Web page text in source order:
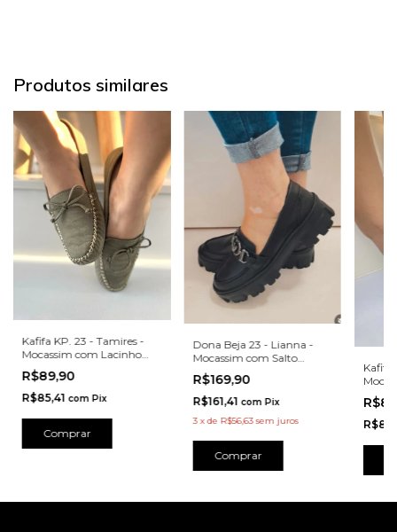
Produtos similares
Kafifa KP. 23 - Tamires -
Mocassim com Lacinho
Verde Militar - BQ113VD
R$89,90
R$85,41 com Pix
Comprar
Dona Beja 23 - Lianna -
Mocassim com Salto
Tratorado Preto -
DB4003PPT
R$169,90
R$161,41 com Pix
3 xde R$56,63 sem juros
Comprar
Kafifa